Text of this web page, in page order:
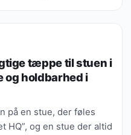
tæppe til stuen i
holdbarhed i
på en stue, der føles
HQ”, og en stue der altid